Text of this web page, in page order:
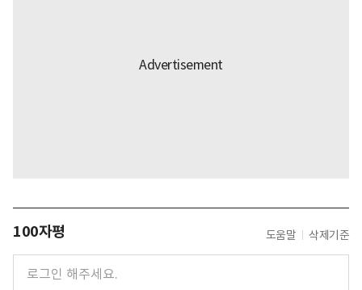
100자평 도움말 삭제기준